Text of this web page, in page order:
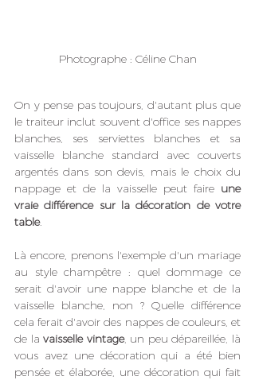
Photographe : Céline Chan
On y pense pas toujours, d'autant plus que
le traiteur inclut souvent d'office ses nappes
blanches, ses serviettes blanches et sa
vaisselle blanche standard avec couverts
argentés dans son devis, mais le choix du
nappage et de la vaisselle peut faire une
vraie différence sur la décoration de votre
table.
Là encore, prenons l'exemple d'un mariage
au style champêtre : quel dommage ce
serait d'avoir une nappe blanche et de la
vaisselle blanche, non ? Quelle différence
cela ferait d'avoir des nappes de couleurs, et
de la vaisselle vintage, un peu dépareillée, là
vous avez une décoration qui a été bien
pensée et élaborée, une décoration qui fait